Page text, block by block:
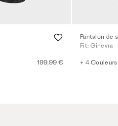
199,99 €
Fit: Ginevra
+ 4 Couleurs